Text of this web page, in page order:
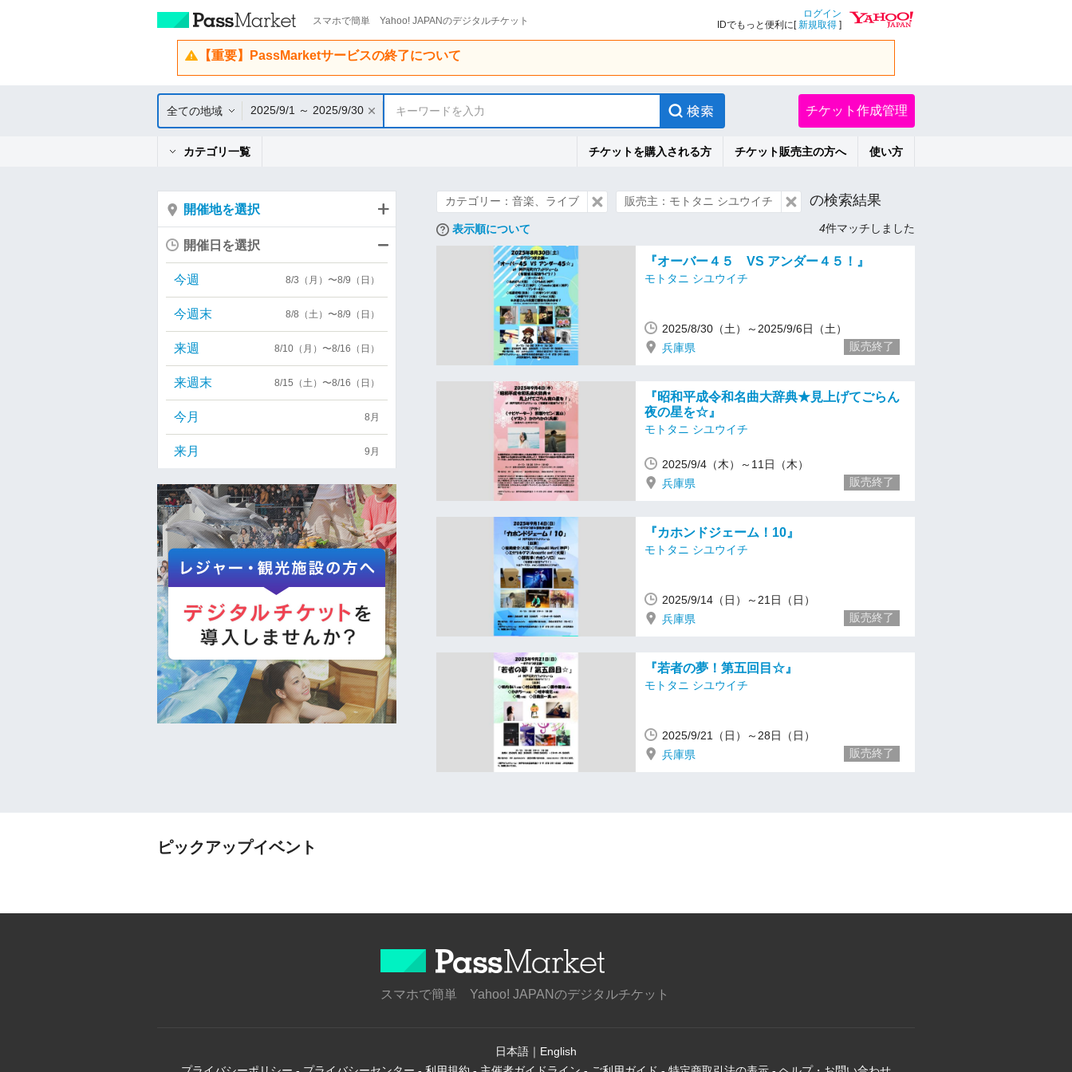
スマホで簡単 Yahoo! JAPANのデジタルチケット
ログイン
IDでもっと便利に[新規取得 ]
【重要】PassMarketサービスの終了について
全ての地域 2025/9/1 ～ 2025/9/30 キーワードを入力 チケット作成管理
カテゴリ一覧 チケットを購入される方 チケット販売主の方へ 使い方
カテゴリー：音楽、ライブ 販売主：モトタニ シユウイチ の検索結果
表示順について 4件マッチしました
『オーバー４５ VS アンダー４５！』
モトタニ シユウイチ
2025/8/30（土）～2025/9/6日（土）
兵庫県
販売終了
『昭和平成令和名曲大辞典★見上げてごらん
夜の星を☆』
モトタニ シユウイチ
2025/9/4（木）～11日（木）
兵庫県
販売終了
『カホンドジェーム！10』
モトタニ シユウイチ
2025/9/14（日）～21日（日）
兵庫県
販売終了
『若者の夢！第五回目☆』
モトタニ シユウイチ
2025/9/21（日）～28日（日）
兵庫県
販売終了
開催地を選択
開催日を選択
今週 8/3（月）〜8/9（日）
今週末 8/8（土）〜8/9（日）
来週 8/10（月）〜8/16（日）
来週末 8/15（土）〜8/16（日）
今月 8月
来月 9月
ピックアップイベント
スマホで簡単 Yahoo! JAPANのデジタルチケット
日本語 ｜ English